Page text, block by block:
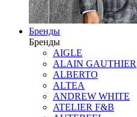
Бренды
Бренды
AIGLE
ALAIN GAUTHIER
ALBERTO
ALTEA
ANDREW WHITE
ATELIER F&B